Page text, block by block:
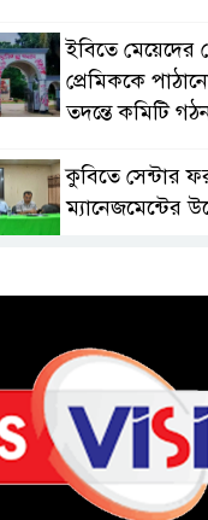
ইবিতে
প্রেমিককে
তদন্তে কমিটি
কুবিতে সেন্টার
ম্যানেজমেন্টের
চকরিয়ায়
প্রাথমিক
কমিটির সভাপতি